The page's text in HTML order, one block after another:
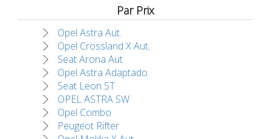
Par Prix
Opel Astra Aut.
Opel Crossland X Aut.
Seat Arona Aut.
Opel Astra Adaptado
Seat Leon ST
OPEL ASTRA SW
Opel Combo
Peugeot Rifter